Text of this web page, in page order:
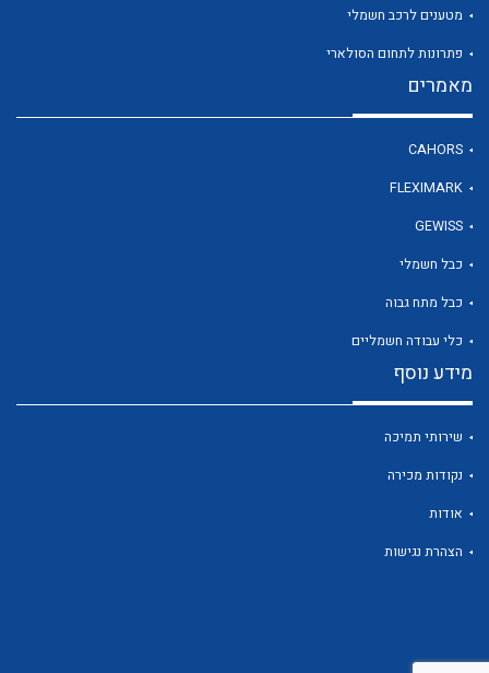
לכל מוצרי היצרן
לכל מוצרי היצרן
מטענים לרכב חשמלי
פתרונות לתחום הסולארי
מאמרים
CAHORS
FLEXIMARK
GEWISS
כבל חשמלי
כבל מתח גבוה
כלי עבודה חשמליים
מידע נוסף
שירותי תמיכה
נקודות מכירה
אודות
הצהרת נגישות